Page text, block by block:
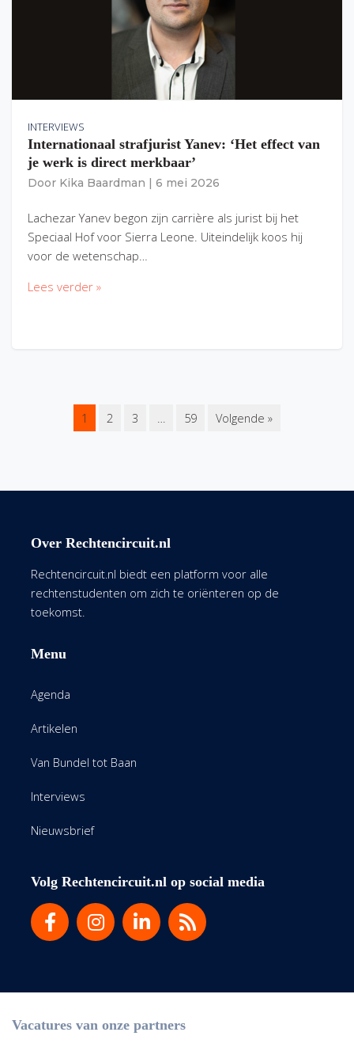
INTERVIEWS
Internationaal strafjurist Yanev: ‘Het effect van
je werk is direct merkbaar’
Door Kika Baardman 6 mei 2026
Lachezar Yanev begon zijn carrière als jurist bij het
Speciaal Hof voor Sierra Leone. Uiteindelijk koos hij
voor de wetenschap…
Lees verder »
1 2 3 … 59 Volgende »
Over Rechtencircuit.nl
Rechtencircuit.nl biedt een platform voor alle
rechtenstudenten om zich te oriënteren op de
toekomst.
Menu
Agenda
Artikelen
Van Bundel tot Baan
Interviews
Nieuwsbrief
Volg Rechtencircuit.nl op social media
Vacatures van onze partners